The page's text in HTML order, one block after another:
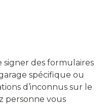
signer des formulaires
spécifique ou
d’inconnus sur le
personne vous